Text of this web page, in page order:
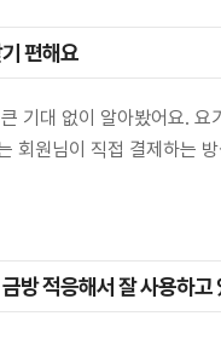
편해요
기대 없이 알아봤어요.
회원님이 직접 결제하는
방 적응해서 잘 사용하고